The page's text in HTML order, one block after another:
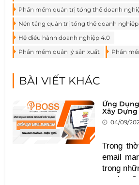
Phần mềm quản trị tổng thể doanh
Nền tảng quản trị tổng thể doanh nghiệp
Hệ điều hành doanh nghiệp 4.0
Phần mềm quản lý sản xuất
Phần
BÀI VIẾT KHÁC
Ứng Dụng
Xây
Marketing
04/09/
Trong
email
trong
mạnh